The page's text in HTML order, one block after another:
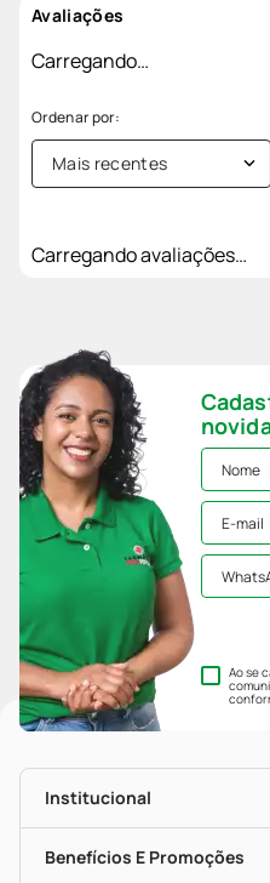
Avaliações
Carregando…
Mais recentes
Carregando avaliações…
Ao se
Institucional
História
Nossas Lojas
Benefícios E Promoções